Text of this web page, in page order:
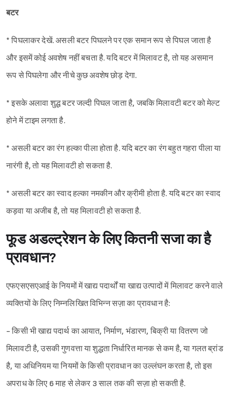
बटर
* पिघलाकर देखें. असली बटर पिघलने पर एक समान रूप से पिघल जाता है
और इसमें कोई अवशेष नहीं बचता है. यदि बटर में मिलावट है, तो यह असमान
रूप से पिघलेगा और नीचे कुछ अवशेष छोड़ देगा.
* इसके अलावा शुद्ध बटर जल्दी पिघल जाता है, जबकि मिलावटी बटर को मेल्ट
होने में टाइम लगता है.
* असली बटर का रंग हल्का पीला होता है. यदि बटर का रंग बहुत गहरा पीला या
नारंगी है, तो यह मिलावटी हो सकता है.
* असली बटर का स्वाद हल्का नमकीन और क्रीमी होता है. यदि बटर का स्वाद
कड़वा या अजीब है, तो यह मिलावटी हो सकता है.
फूड अडल्ट्रेशन के लिए कितनी सजा का है
प्रावधान?
एफएसएसएआई के नियमों में खाद्य पदार्थों या खाद्य उत्पादों में मिलावट करने वाले
व्यक्तियों के लिए निम्नलिखित विभिन्न सज़ा का प्रावधान है:
- किसी भी खाद्य पदार्थ का आयात, निर्माण, भंडारण, बिक्री या वितरण जो
मिलावटी है, उसकी गुणवत्ता या शुद्धता निर्धारित मानक से कम है, या गलत ब्रांड
है, या अधिनियम या नियमों के किसी प्रावधान का उल्लंघन करता है, तो इस
अपराध के लिए 6 माह से लेकर 3 साल तक की सज़ा हो सकती है.